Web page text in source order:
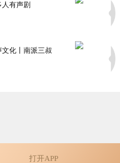
有声剧
化丨南派三叔
打开APP